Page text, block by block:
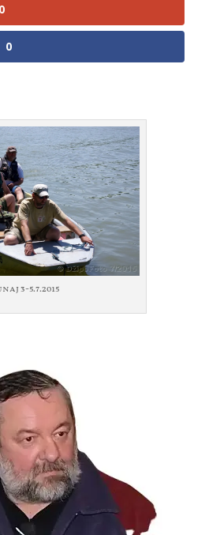
0
0
3-5.7.2015